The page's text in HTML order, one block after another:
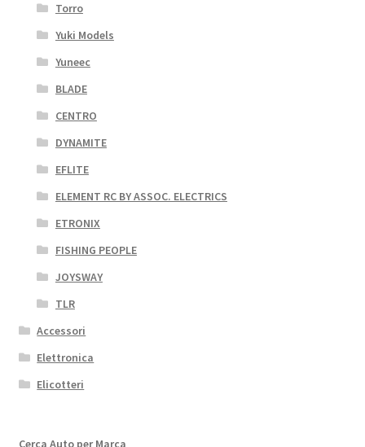
Torro
Yuki Models
Yuneec
BLADE
CENTRO
DYNAMITE
EFLITE
ELEMENT RC BY ASSOC. ELECTRICS
ETRONIX
FISHING PEOPLE
JOYSWAY
TLR
Accessori
Elettronica
Elicotteri
Cerca Auto per Marca